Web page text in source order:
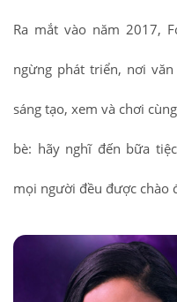
Ra mắt vào năm 2017,
ngừng phát triển, nơi
sáng tạo, xem và chơi
bè: hãy nghĩ đến bữa
mọi người đều được chào